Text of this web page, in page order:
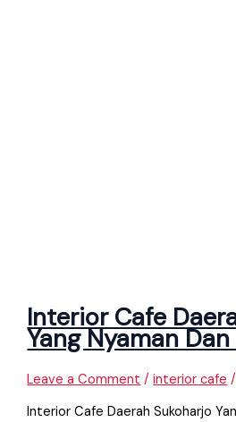
Interior Cafe
Yang Nyaman
Leave a Comment /interior cafe
Interior Cafe Daerah Sukoharjo